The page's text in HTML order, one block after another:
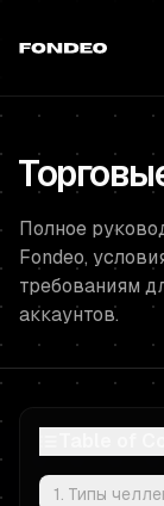
Полное
Fondeo,
требованиям
аккаунтов.
1. Типы